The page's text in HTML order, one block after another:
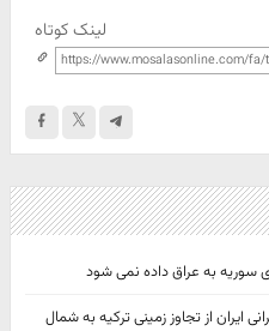
لینک کوتاه
سوریه به عراق داده نمی شود
ایران از تجاوز زمینی ترکیه به شمال